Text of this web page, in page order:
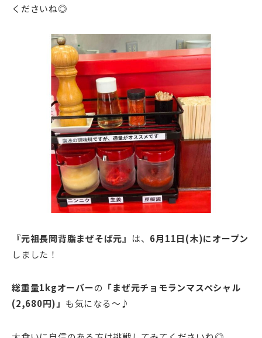
くださいね◎
『元祖長岡背脂まぜそば元』 は、 6月11日(木)にオープン
しました！
総重量1kgオーバーの 「まぜ元チョモランマスペシャル
(2,680円)」 も気になる～♪